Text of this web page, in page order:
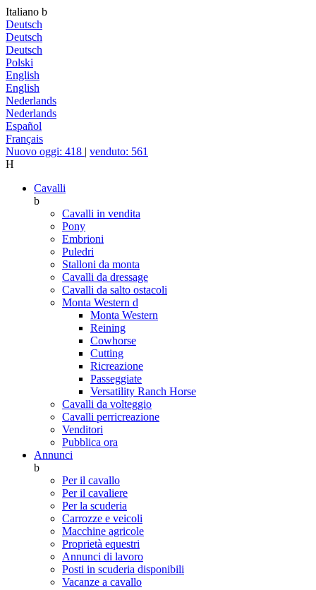
Italiano b
Deutsch
Deutsch
Deutsch
Polski
English
English
Nederlands
Nederlands
Español
Français
Nuovo oggi: 418 | venduto: 561
H
Cavalli
b
Cavalli in vendita
Pony
Embrioni
Puledri
Stalloni da monta
Cavalli da dressage
Cavalli da salto ostacoli
Monta Western d
Monta Western
Reining
Cowhorse
Cutting
Ricreazione
Passeggiate
Versatility Ranch Horse
Cavalli da volteggio
Cavalli perricreazione
Venditori
Pubblica ora
Annunci
b
Per il cavallo
Per il cavaliere
Per la scuderia
Carrozze e veicoli
Macchine agricole
Proprietà equestri
Annunci di lavoro
Posti in scuderia disponibili
Vacanze a cavallo